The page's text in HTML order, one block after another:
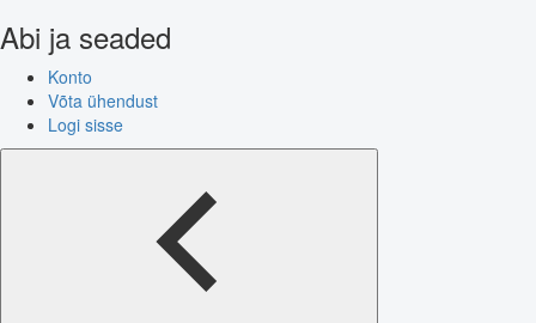
Abi ja seaded
Konto
Võta ühendust
Logi sisse